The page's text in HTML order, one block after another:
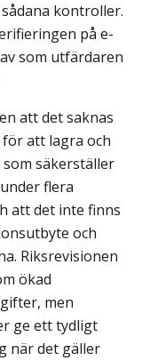
kontroller.
på e-
som utfärdaren
att det saknas
att lagra och
säkerställer
flera
att det inte finns
och
Riksrevisionen
ökad
men
ge ett tydligt
när det gäller